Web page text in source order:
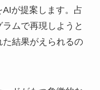
が提案します。占
ムで再現しようと
結果がえられるの